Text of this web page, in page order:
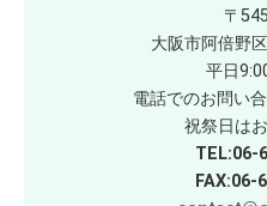
〒
大阪市阿倍野
平日
電話でのお問い
祝祭日は
TEL:06-
FAX:06-